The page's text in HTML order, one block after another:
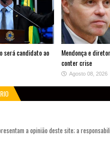
será candidato ao
Mendonça e
conter crise
Agosto 08, 2026
a opinião deste site; a